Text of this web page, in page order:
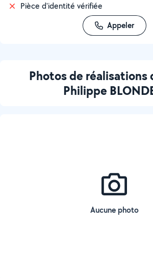
Pièce d'identité vérifiée
Appeler
Photos de réalisations
Philippe
Aucune photo